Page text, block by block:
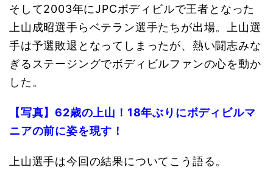
そして2003年にJPCボディビルで王者となった
上山成昭選手らベテラン選手たちが出場。上山選
手は予選敗退となってしまったが、熱い闘志みな
ぎるステージングでボディビルファンの心を動か
した。
【写真】62歳の上山！18年ぶりにボディビルマ
ニアの前に姿を現す！
上山選手は今回の結果についてこう語る。